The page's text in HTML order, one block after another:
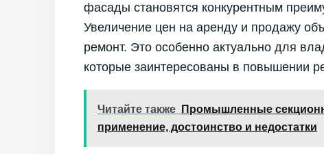
фасады становятся конкурентным
Увеличение цен на аренду и продажу
ремонт. Это особенно актуально для
которые заинтересованы в повышении
Читайте также
Промышленные
применение, достоинство и недостатки